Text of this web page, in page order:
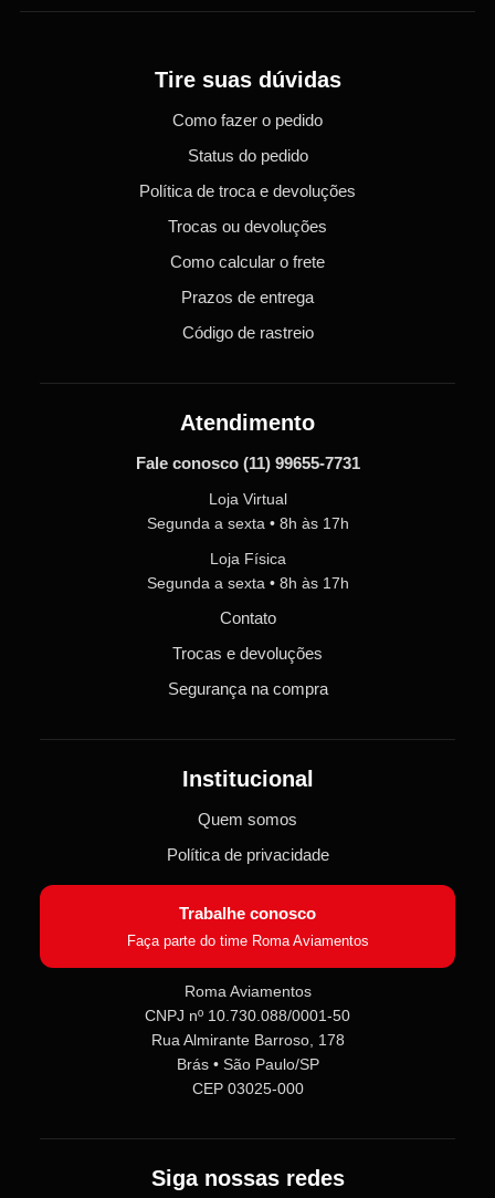
Tire suas dúvidas
Como fazer o pedido
Status do pedido
Política de troca e devoluções
Trocas ou devoluções
Como calcular o frete
Prazos de entrega
Código de rastreio
Atendimento
Fale conosco (11) 99655-7731
Loja Virtual
Segunda a sexta • 8h às 17h
Loja Física
Segunda a sexta • 8h às 17h
Contato
Trocas e devoluções
Segurança na compra
Institucional
Quem somos
Política de privacidade
Trabalhe conosco
Faça parte do time Roma Aviamentos
Roma Aviamentos
CNPJ nº 10.730.088/0001-50
Rua Almirante Barroso, 178
Brás • São Paulo/SP
CEP 03025-000
Siga nossas redes